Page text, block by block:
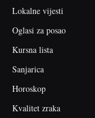
Lokalne vijesti
Oglasi za posao
Kursna lista
Sanjarica
Horoskop
Kvalitet zraka